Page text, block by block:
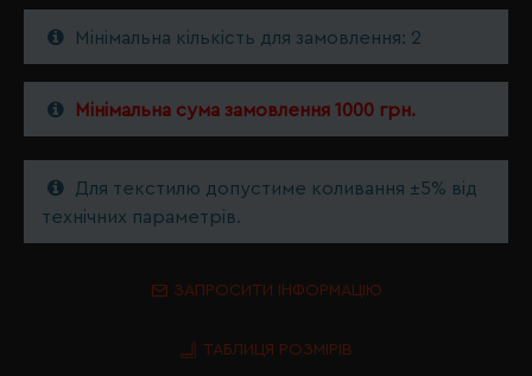
Мінімальна кількість для замовлення: 2
Мінімальна сума замовлення 1000 грн.
Для текстилю допустиме коливання ±5% від
технічних параметрів.
ЗАПРОСИТИ ІНФОРМАЦІЮ
ТАБЛИЦЯ РОЗМІРІВ